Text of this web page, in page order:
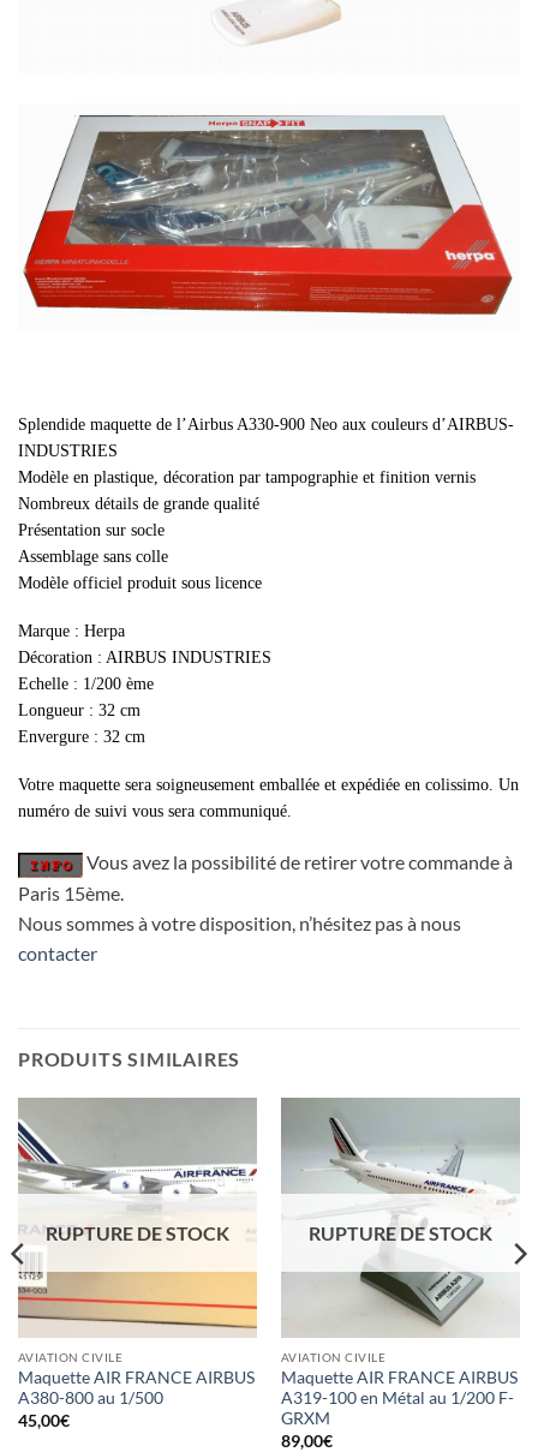
Splendide maquette de l’Airbus A330-900 Neo aux couleurs d’AIRBUS-
INDUSTRIES
Modèle en plastique, décoration par tampographie et finition vernis
Nombreux détails de grande qualité
Présentation sur socle
Assemblage sans colle
Modèle officiel produit sous licence
Marque : Herpa
Décoration : AIRBUS INDUSTRIES
Echelle : 1/200 ème
Longueur : 32 cm
Envergure : 32 cm
Votre maquette sera soigneusement emballée et expédiée en colissimo. Un
numéro de suivi vous sera communiqué.
Vous avez la possibilité de retirer votre commande à
Paris 15ème.
Nous sommes à votre disposition, n’hésitez pas à nous
contacter
PRODUITS SIMILAIRES
RUPTURE DE STOCK
AVIATION CIVILE
Maquette AIR FRANCE AIRBUS
A380-800 au 1/500
45,00€
RUPTURE DE STOCK
AVIATION CIVILE
Maquette AIR FRANCE AIRBUS
A319-100 en Métal au 1/200 F-
GRXM
89,00€